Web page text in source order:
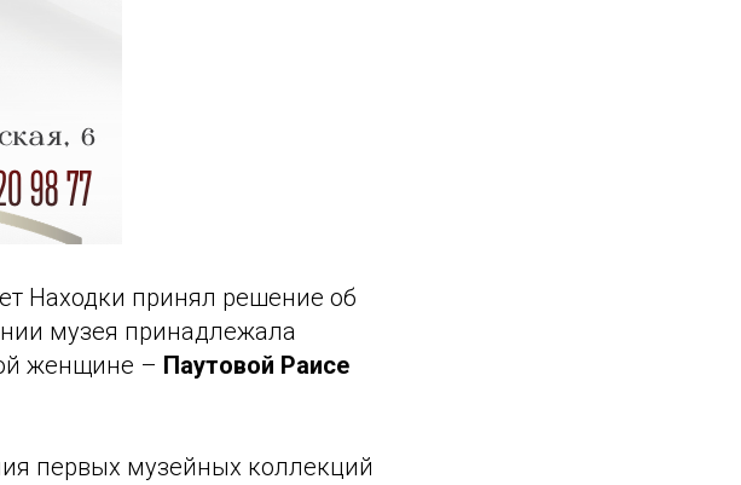
Находки принял решение об
музея принадлежала
женщине – Паутовой Раисе
первых музейных коллекций